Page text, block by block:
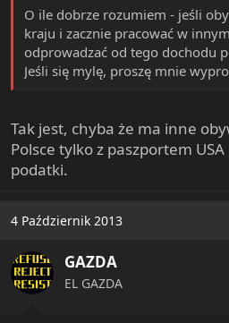
O ile dobrze rozumiem - jeśli
kraju i zacznie pracować w
odprowadzać od tego dochodu
Jeśli się mylę, proszę mnie
Tak jest, chyba że ma inne
Polsce tylko z paszportem
podatki.
4 Październik 2013
GAZDA
EL GAZDA